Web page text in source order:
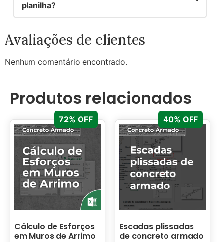
planilha?
Avaliações de clientes
Nenhum comentário encontrado.
Produtos relacionados
72% OFF
Cálculo de Esforços
em Muros de Arrimo
40% OFF
Escadas plissadas
de concreto armado